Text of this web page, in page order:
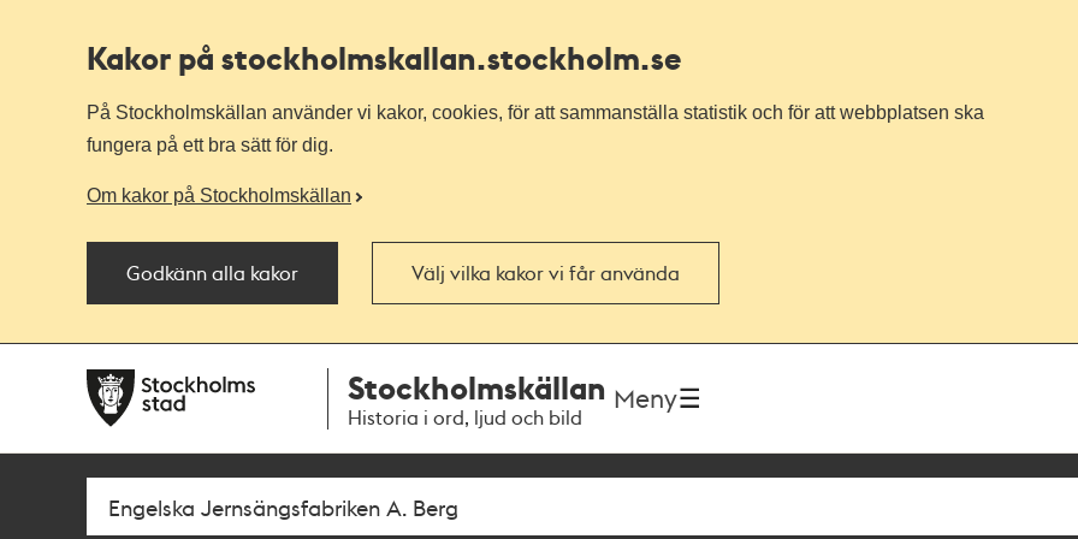
Kakor på stockholmskallan.stockholm.se
På Stockholmskällan använder vi kakor, cookies, för att sammanställa statistik och för att webbplatsen ska
fungera på ett bra sätt för dig.
Om kakor på Stockholmskällan
Godkänn alla kakor Välj vilka kakor vi får använda
navigationen
huvudinnehållet
Stockholmskällan
Historia i ord, ljud och bild
Meny
Sök